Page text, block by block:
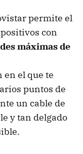
permite el
con
máximas de
el que te
puntos de
un cable de
y tan delgado